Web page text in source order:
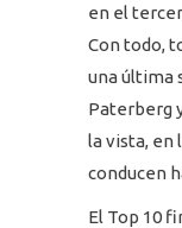
en el
Con todo,
una última
Paterberg
la vista, en
conducen
El Top 10